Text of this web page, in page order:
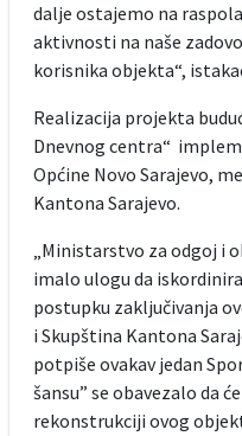
dalje ostajemo na
aktivnosti na naše
korisnika objekta“,
Realizacija projekta
Dnevnog centra“
Općine Novo Sarajevo,
Kantona Sarajevo.
„Ministarstvo za odgoj i
imalo ulogu da
postupku zaključivanja
i Skupština Kantona
potpiše ovakav jedan
šansu” se obavezalo da
rekonstrukciji ovog